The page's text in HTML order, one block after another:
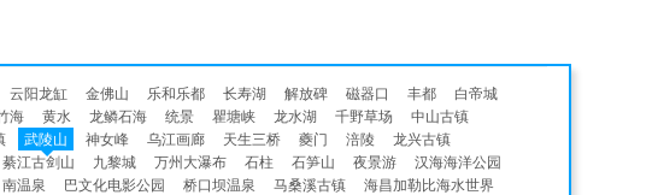
云阳龙缸 金佛山 乐和乐都 长寿湖 解放碑 磁器口 丰都
白帝城
海 黄水 龙鳞石海 统景 瞿塘峡 龙水湖 千野草场
中山古镇
武陵山 神女峰 乌江画廊 天生三桥 夔门 涪陵
龙兴古镇
綦江古剑山 九黎城 万州大瀑布 石柱 石笋山 夜景游
汉海海洋公园
南温泉 巴文化电影公园 桥口坝温泉 马桑溪古镇
海昌加勒比海水世界